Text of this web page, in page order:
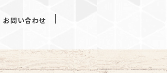
お問い合わせ